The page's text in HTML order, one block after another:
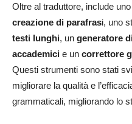
Oltre al traduttore, include
creazione di parafrasi, uno
testi lunghi, un generatore
accademici e un correttore
Questi strumenti sono stati
migliorare la qualità e
grammaticali, migliorando lo